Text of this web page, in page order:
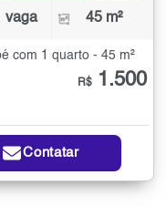
vaga 45 m²
com 1 quarto - 45 m²
R$ 1.500
Contatar